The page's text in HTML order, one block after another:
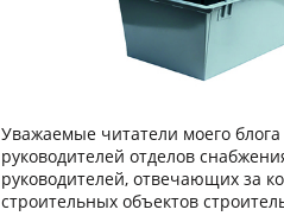
Уважаемые читатели моего
руководителей отделов
руководителей, отвечающих за
строительных объектов